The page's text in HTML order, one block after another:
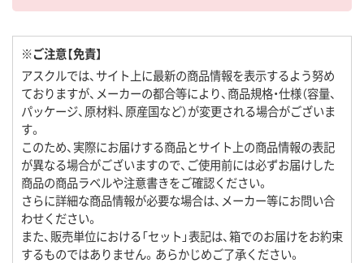
※ご注意【免責】
アスクルでは、サイト上に最新の商品情報を表示するよう努め
ておりますが、メーカーの都合等により、商品規格・仕様（容量、
パッケージ、原材料、原産国など）が変更される場合がございま
す。
このため、実際にお届けする商品とサイト上の商品情報の表記
が異なる場合がございますので、ご使用前には必ずお届けした
商品の商品ラベルや注意書きをご確認ください。
さらに詳細な商品情報が必要な場合は、メーカー等にお問い合
わせください。
また、販売単位における「セット」表記は、箱でのお届けをお約束
するものではありません。あらかじめご了承ください。